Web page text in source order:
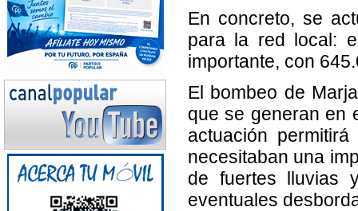
En concreto, se
para la red local:
importante, con
El bombeo de
que se generan en
actuación
necesitaban una
de fuertes lluvias
eventuales